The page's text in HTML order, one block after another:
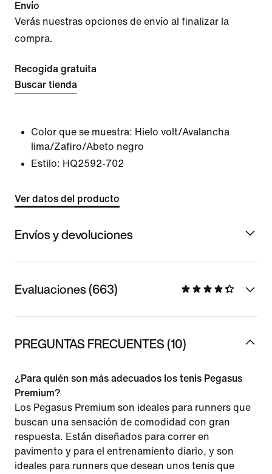
Envío
Verás nuestras opciones de envío al finalizar la
compra.
Recogida gratuita
Buscar tienda
Color que se muestra: Hielo volt/Avalancha
lima/Zafiro/Abeto negro
Estilo: HQ2592-702
Ver datos del producto
Envíos y devoluciones
Evaluaciones (663)
PREGUNTAS FRECUENTES (10)
¿Para quién son más adecuados los tenis Pegasus
Premium?
Los Pegasus Premium son ideales para runners que
buscan una sensación de comodidad con gran
respuesta. Están diseñados para correr en
pavimento y para el entrenamiento diario, y son
ideales para runners que desean unos tenis que